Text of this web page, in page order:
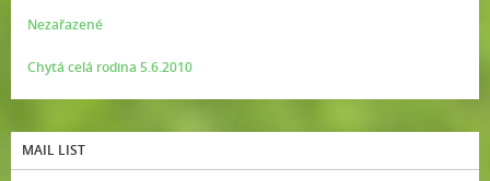
Nezařazené
Chytá celá rodina 5.6.2010
MAIL LIST